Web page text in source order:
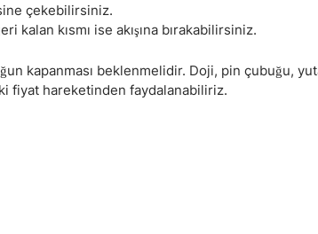
çekebilirsiniz.
kısmı ise akışına bırakabilirsiniz.
kapanması beklenmelidir. Doji, pin çubuğu,
fiyat hareketinden faydalanabiliriz.